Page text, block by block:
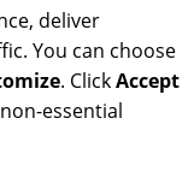
deliver
You can choose
. ClickAccept
essential